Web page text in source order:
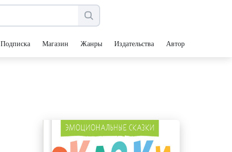
Подписка Магазин Жанры Издательства Авторы